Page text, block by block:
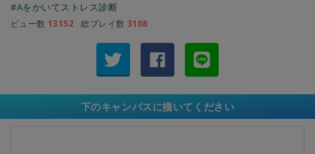
#Aをかいてストレス診断
ビュー数 13152 総プレイ数 3108
下のキャンバスに描いてください